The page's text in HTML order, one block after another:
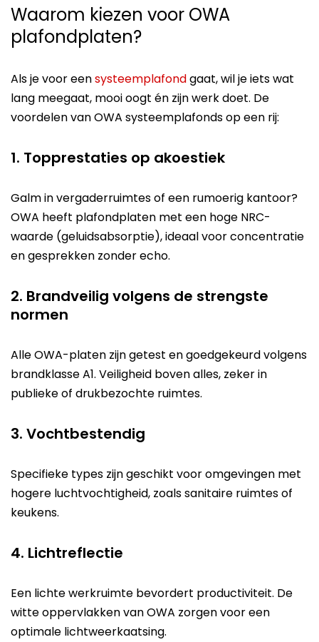
Waarom kiezen voor OWA
plafondplaten?
Als je voor eensysteemplafondgaat, wil je iets wat
lang meegaat, mooi oogt én zijn werk doet. De
voordelen van OWA systeemplafonds op een rij:
1. Topprestaties op akoestiek
Galm in vergaderruimtes of een rumoerig kantoor?
OWA heeft plafondplaten met een hoge NRC-
waarde (geluidsabsorptie), ideaal voor concentratie
en gesprekken zonder echo.
2. Brandveilig volgens de strengste
normen
Alle OWA-platen zijn getest en goedgekeurd volgens
brandklasse A1. Veiligheid boven alles, zeker in
publieke of drukbezochte ruimtes.
3. Vochtbestendig
Specifieke types zijn geschikt voor omgevingen met
hogere luchtvochtigheid, zoals sanitaire ruimtes of
keukens.
4. Lichtreflectie
Een lichte werkruimte bevordert productiviteit. De
witte oppervlakken van OWA zorgen voor een
optimale lichtweerkaatsing.